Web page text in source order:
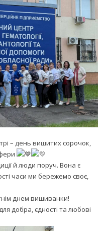
– день вишитих сорочок,
й люди поруч. Вона є
часи ми бережемо своє,
днем вишиванки!
добра, єдності та любові